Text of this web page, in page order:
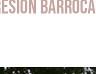
forgotten my password
Barroca